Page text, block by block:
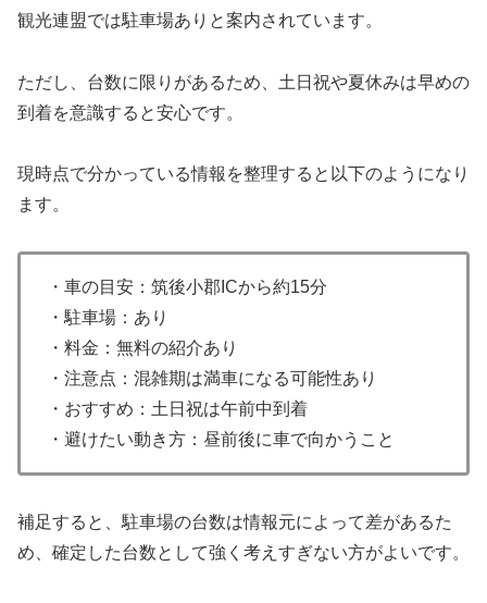
観光連盟では駐車場ありと案内されています。
ただし、台数に限りがあるため、土日祝や夏休みは早めの
到着を意識すると安心です。
現時点で分かっている情報を整理すると以下のようになり
ます。
・車の目安：筑後小郡ICから約15分
・駐車場：あり
・料金：無料の紹介あり
・注意点：混雑期は満車になる可能性あり
・おすすめ：土日祝は午前中到着
・避けたい動き方：昼前後に車で向かうこと
補足すると、駐車場の台数は情報元によって差があるた
め、確定した台数として強く考えすぎない方がよいです。